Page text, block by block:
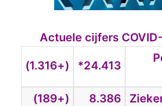
Actuele cijfers
24.413*
(+1.316)
8.386
(+189)